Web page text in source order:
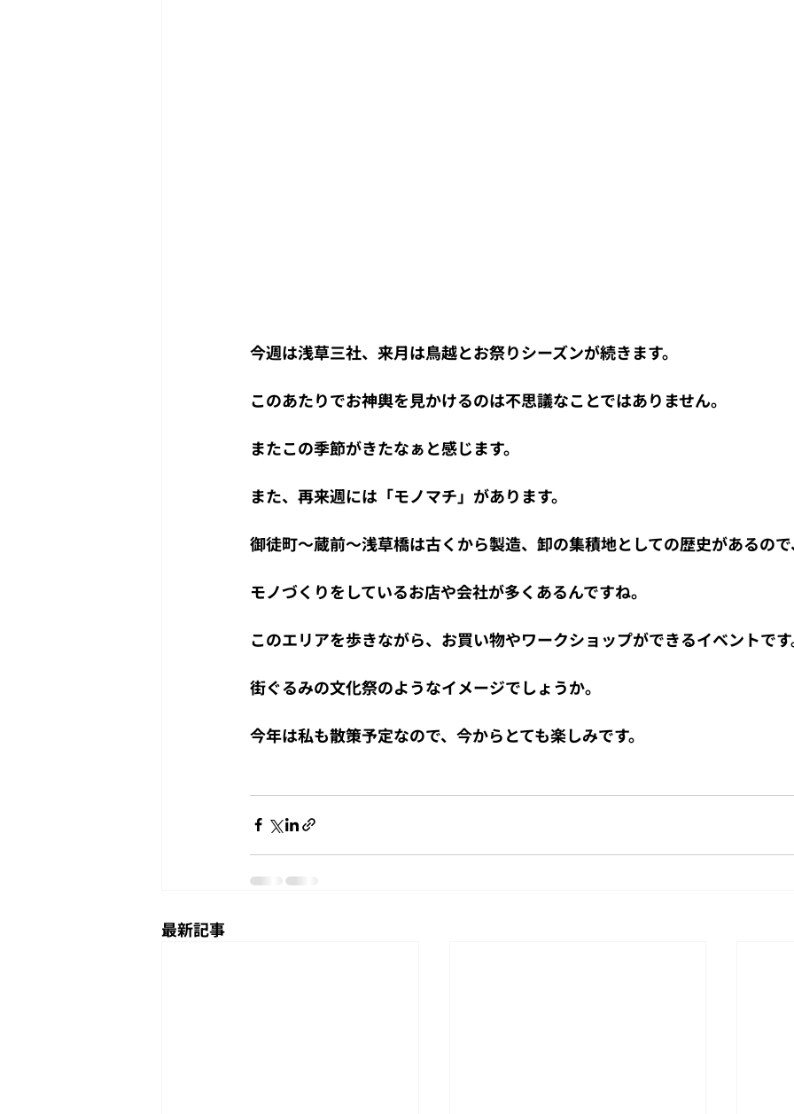
今週は浅草三社、来月は鳥越とお祭りシーズンが続きます。
このあたりでお神輿を見かけるのは不思議なことではありません。
またこの季節がきたなぁと感じます。
また、再来週には「モノマチ」があります。
御徒町～蔵前～浅草橋は古くから製造、卸の集積地としての歴史があるの
モノづくりをしているお店や会社が多くあるんですね。
このエリアを歩きながら、お買い物やワークショップができるイベントで
街ぐるみの文化祭のようなイメージでしょうか。
今年は私も散策予定なので、今からとても楽しみです。
最新記事